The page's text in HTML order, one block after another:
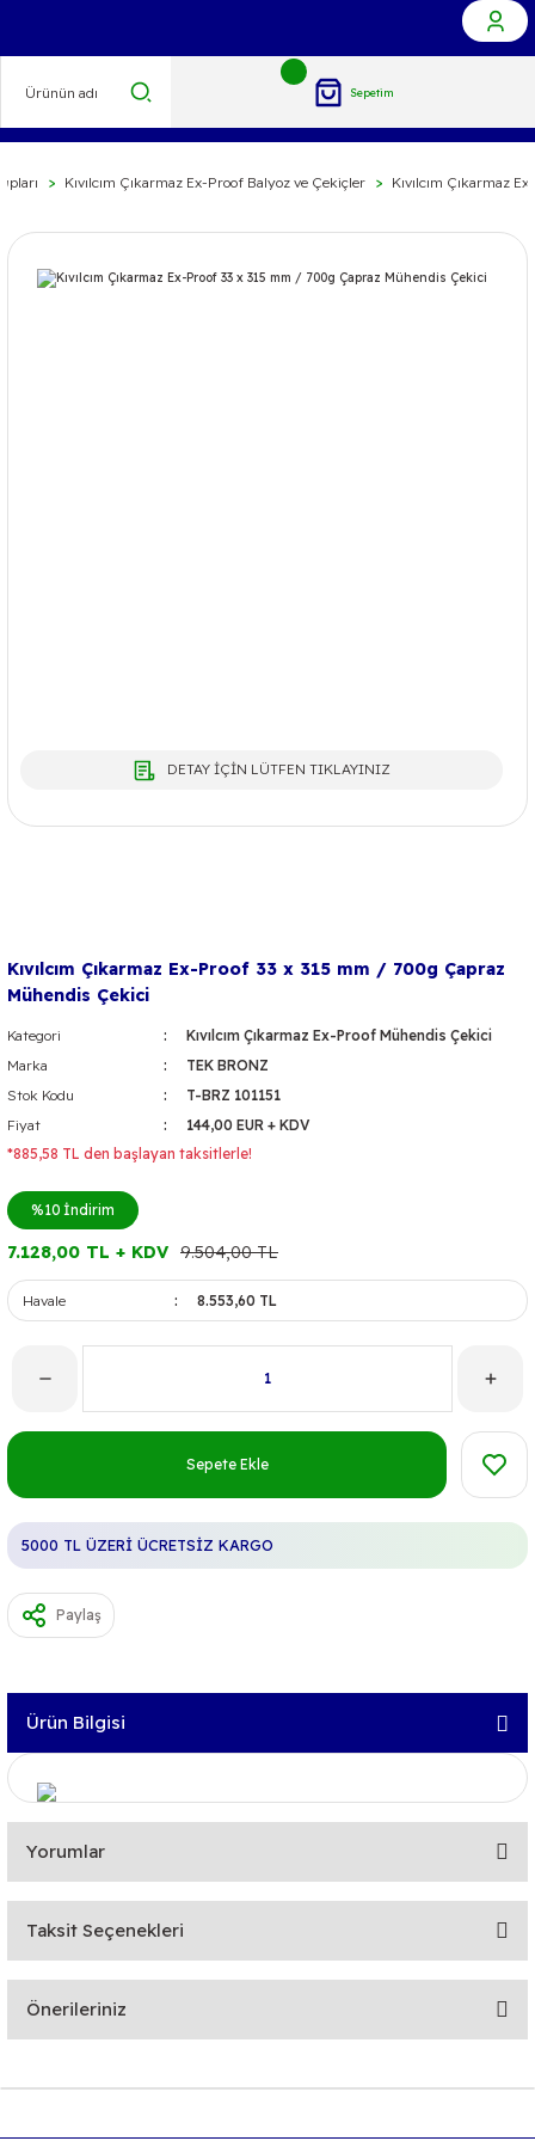
Sepetim
Kıvılcım Çıkarmaz Ex-Proof Balyoz ve Çekiçler Kıvılcım Çıkarmaz
DETAY İÇİN LÜTFEN TIKLAYINIZ
Kıvılcım Çıkarmaz Ex-Proof 33 x 315 mm / 700g Çapraz
Mühendis Çekici
Kategori
Kıvılcım Çıkarmaz Ex-Proof Mühendis Çekici
Marka
TEK BRONZ
Stok Kodu
T-BRZ 101151
Fiyat
144,00 EUR + KDV
*885,58 TL den başlayan taksitlerle!
%10 İndirim
7.128,00 TL + KDV 9.504,00 TL
Havale 8.553,60 TL
Sepete Ekle
5000 TL ÜZERİ ÜCRETSİZ KARGO
Paylaş
Ürün Bilgisi
Yorumlar
Bu ürüne ilk yorumu siz yapın!
Taksit Seçenekleri
Önerileriniz